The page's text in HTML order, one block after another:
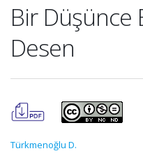
Bir Düşünce
Desen
Türkmenoğlu D.